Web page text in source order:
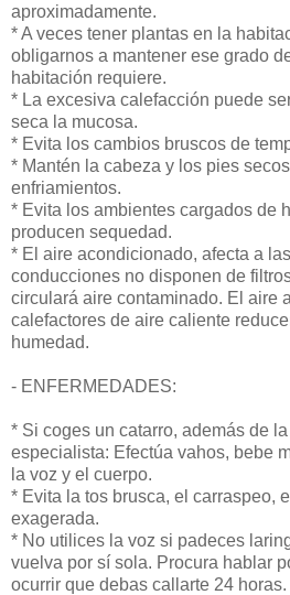
aproximadamente.
* A veces tener plantas en la
obligarnos a mantener ese grado
habitación requiere.
* La excesiva calefacción puede
seca la mucosa.
* Evita los cambios bruscos de
* Mantén la cabeza y los pies
enfriamientos.
* Evita los ambientes cargados de
producen sequedad.
* El aire acondicionado, afecta a
conducciones no disponen de
circulará aire contaminado. El aire
calefactores de aire caliente
humedad.
- ENFERMEDADES:
* Si coges un catarro, además de
especialista: Efectúa vahos, bebe
la voz y el cuerpo.
* Evita la tos brusca, el carraspeo,
exagerada.
* No utilices la voz si padeces
vuelva por sí sola. Procura hablar
ocurrir que debas callarte 24